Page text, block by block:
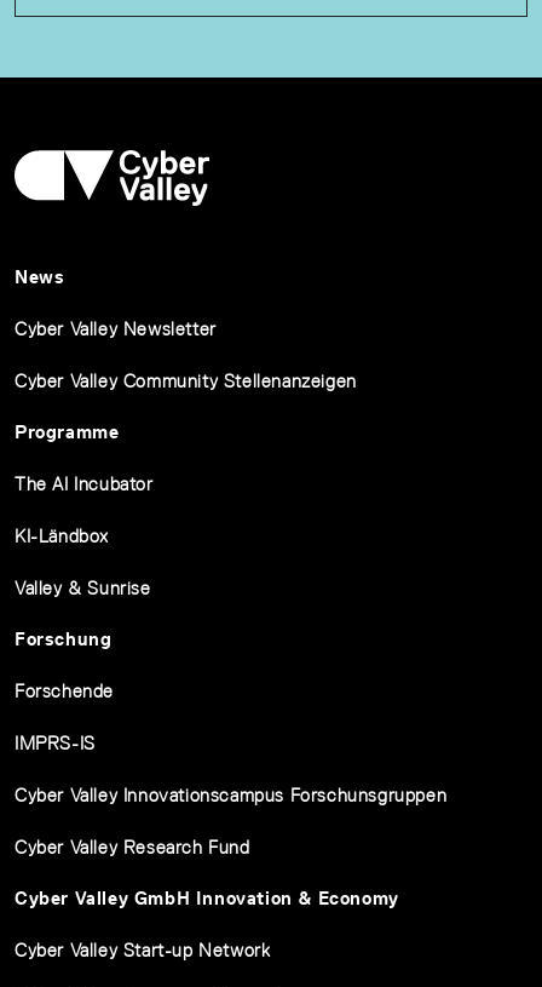
News
Cyber Valley Newsletter
Cyber Valley Community Stellenanzeigen
Programme
The AI Incubator
KI-Ländbox
Valley & Sunrise
Forschung
Forschende
IMPRS-IS
Cyber Valley Innovationscampus Forschunsgruppen
Cyber Valley Research Fund
Cyber Valley GmbH Innovation & Economy
Cyber Valley Start-up Network